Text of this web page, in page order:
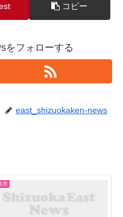
コピー
をフォローする
east_shizuokaken-news
市